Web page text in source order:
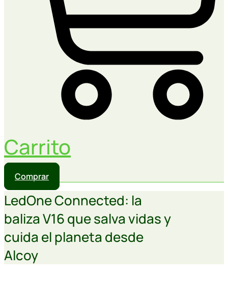
Carrito
Comprar
LedOne Connected: la
baliza V16 que salva vidas y
cuida el planeta desde
Alcoy